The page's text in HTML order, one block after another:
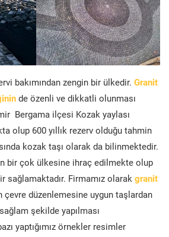
bakımından zengin bir ülkedir. Granit
de özenli ve dikkatli olunması
Bergama ilçesi Kozak yaylası
olup 600 yıllık rezerv olduğu tahmin
kozak taşı olarak da bilinmektedir.
bir çok ülkesine ihraç edilmekte olup
sağlamaktadır. Firmamız olarak granit
çevre düzenlemesine uygun taşlardan
şekilde yapılması
yaptığımız örnekler resimler